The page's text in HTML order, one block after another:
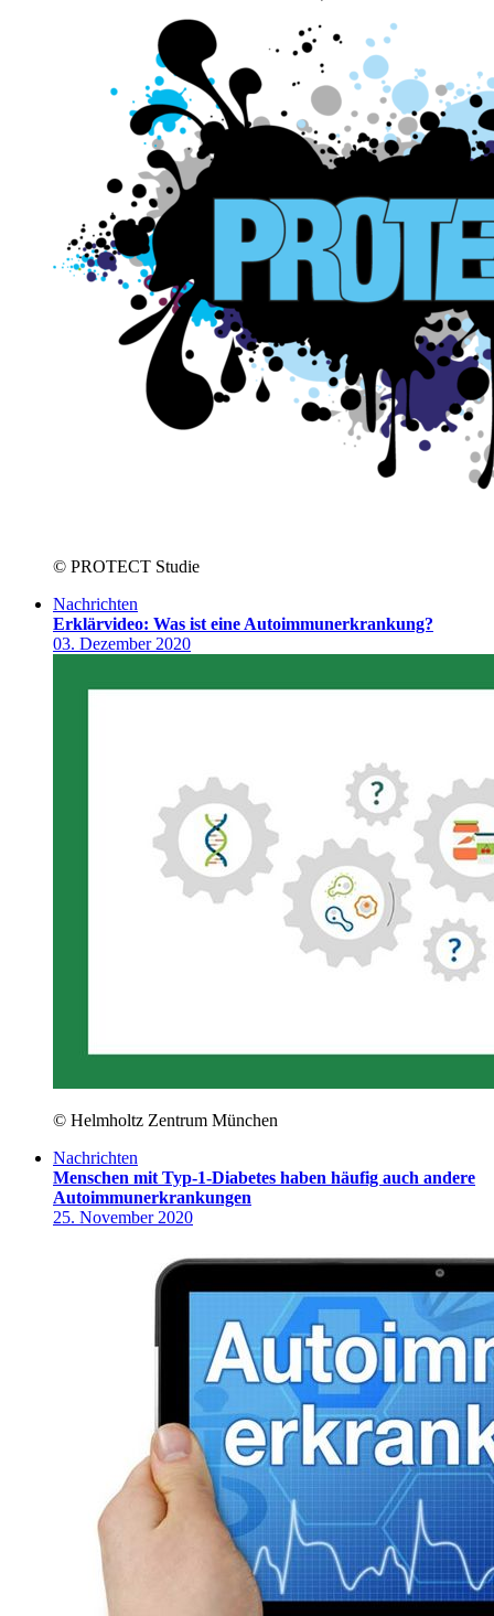
© PROTECT Studie
Nachrichten
Erklärvideo: Was ist eine Autoimmunerkrankung?
03. Dezember 2020
© Helmholtz Zentrum München
Nachrichten
Menschen mit Typ-1-Diabetes haben häufig auch andere
Autoimmunerkrankungen
25. November 2020